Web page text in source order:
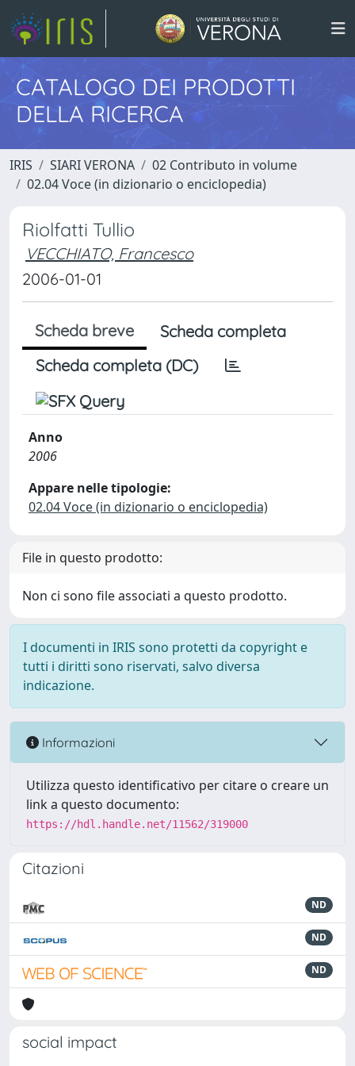
CATALOGO DEI PRODOTTI
DELLA RICERCA
IRIS SIARI VERONA
02 Contributo in volume
02.04 Voce (in dizionario o enciclopedia)
Riolfatti Tullio
VECCHIATO, Francesco
2006-01-01
Scheda breve
Scheda completa
Scheda completa (DC)
Anno
2006
Appare nelle tipologie:
02.04 Voce (in dizionario o enciclopedia)
File in questo prodotto:
Non ci sono file associati a questo prodotto.
I documenti in IRIS sono protetti da copyright e
tutti i diritti sono riservati, salvo diversa
indicazione.
Informazioni
Utilizza questo identificativo per citare o creare un
link a questo documento:
https://hdl.handle.net/11562/319000
Citazioni
ND
ND
ND
social impact